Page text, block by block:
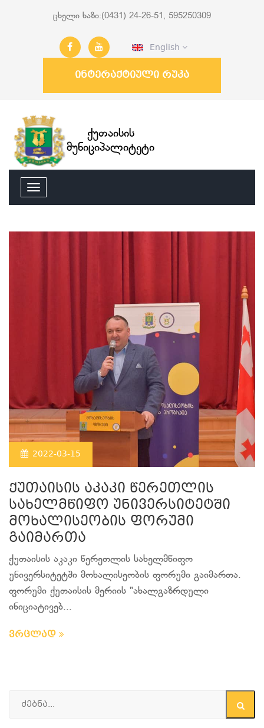
ცხელი ხაზი:(0431) 24-26-51, 595250309
English
ინტერაქტიული რუკა
ქუთაისის
მუნიციპალიტეტი
2022-03-15
ქუთაისის აკაკი წერეთლის
სახელმწიფო უნივერსიტეტში
მოხალისეობის ფორუმი
გაიმართა
ქუთაისის აკაკი წერეთლის სახელმწიფო
უნივერსიტეტში მოხალისეობის ფორუმი გაიმართა.
ფორუმი ქუთაისის მერიის "ახალგაზრდული
ინიციატივებ...
ვრცლად